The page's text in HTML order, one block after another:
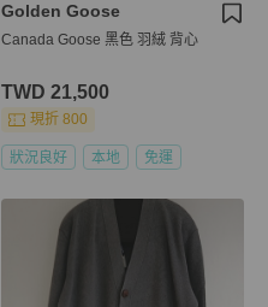
Golden Goose
Canada Goose 黑色 羽絨 背心
TWD 21,500
現折 800
狀況良好 本地 免運